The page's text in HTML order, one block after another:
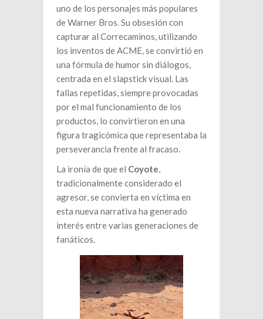
uno de los personajes más populares
de Warner Bros. Su obsesión con
capturar al Correcaminos, utilizando
los inventos de ACME, se convirtió en
una fórmula de humor sin diálogos,
centrada en el slapstick visual. Las
fallas repetidas, siempre provocadas
por el mal funcionamiento de los
productos, lo convirtieron en una
figura tragicómica que representaba la
perseverancia frente al fracaso.
La ironía de que el Coyote,
tradicionalmente considerado el
agresor, se convierta en víctima en
esta nueva narrativa ha generado
interés entre varias generaciones de
fanáticos.